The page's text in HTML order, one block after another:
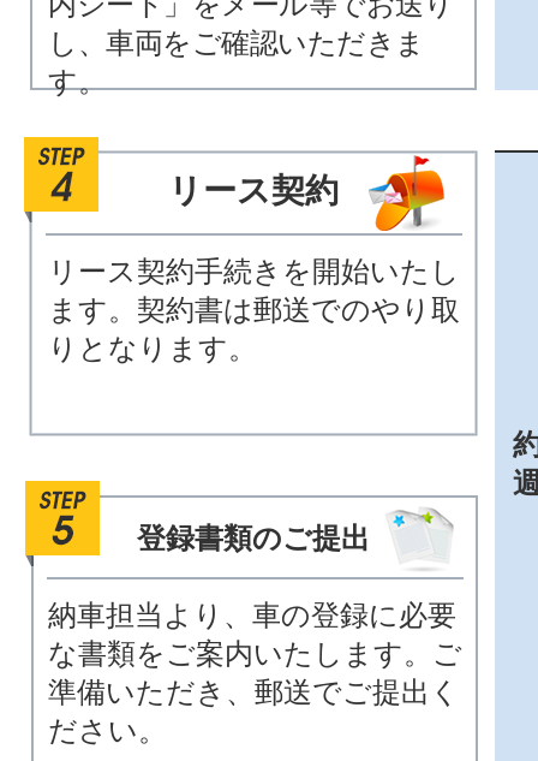
し、車両をご確認いただきま
す。
リース契約
リース契約手続きを開始いたし
ます。契約書は郵送でのやり取
りとなります。
登録書類のご提出
納車担当より、車の登録に必要
な書類をご案内いたします。ご
準備いただき、郵送でご提出く
ださい。